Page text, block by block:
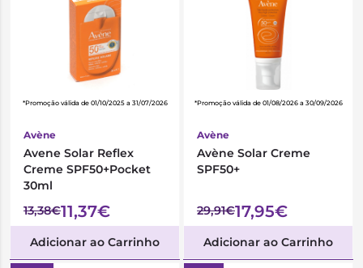
*Promoção válida de 01/10/2025 a 31/07/2026
Avène
Avene Solar Reflex
Creme SPF50+Pocket
30ml
13,38€11,37€
Adicionar ao Carrinho
*Promoção válida de 01/08/2026 a 30/09/2026
Avène
Avène Solar Creme
SPF50+
29,91€17,95€
Adicionar ao Carrinho